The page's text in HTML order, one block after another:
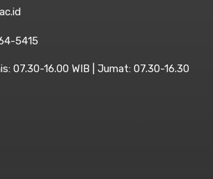
5415
07.30-16.00 WIB | Jumat: 07.30-16.30